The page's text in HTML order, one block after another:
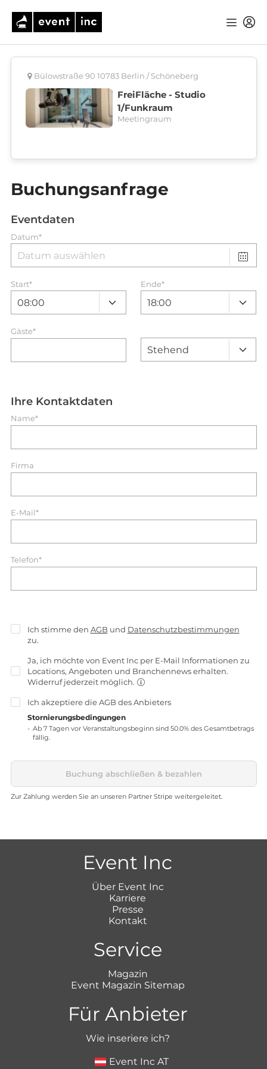
Bülowstraße 90 10783 Berlin / Schöneberg
FreiFläche - Studio
1/Funkraum
Meetingraum
Buchungsanfrage
Eventdaten
Datum*
Start* Ende*
Gäste*
Ihre Kontaktdaten
Name*
Firma
E-Mail*
Telefon*
Ich stimme den AGB und Datenschutzbestimmungen
zu.
Ja, ich möchte von Event Inc per E-Mail Informationen zu
Locations, Angeboten und Branchennews erhalten.
Widerruf jederzeit möglich.
Ich akzeptiere dieAGB des Anbieters
Stornierungsbedingungen
Ab 7 Tagen vor Veranstaltungsbeginn sind 50.0% des Gesamtbetrags
fällig.
Buchung abschließen & bezahlen
Zur Zahlung werden Sie an unseren Partner Stripe weitergeleitet.
Event Inc
Über Event Inc
Karriere
Presse
Kontakt
Service
Magazin
Event Magazin Sitemap
Für Anbieter
Wie inseriere ich?
Event Inc AT